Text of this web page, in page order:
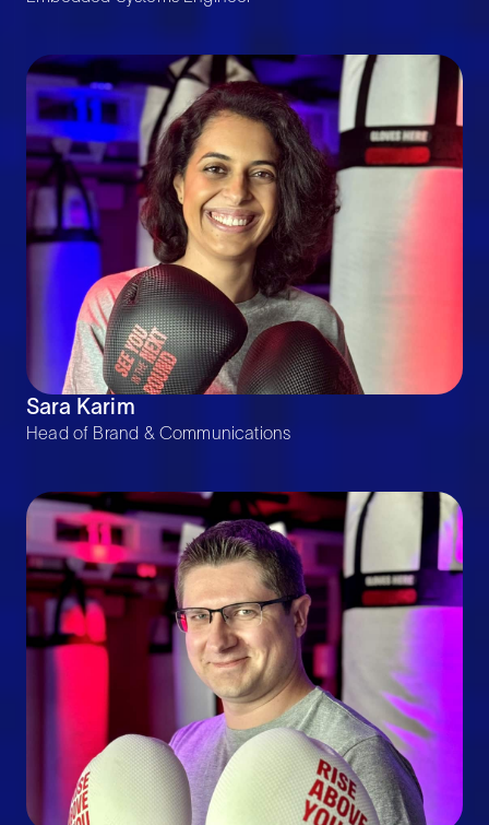
Sara Karim
Head of Brand & Communications